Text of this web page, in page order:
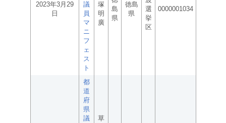
2023年3月29
日
議
員
マ
ニ
フ
ェ
ス
ト
塚
明
廣
島
県
徳島
県
選
挙
区
0000001034
都
道
府
県
議
草